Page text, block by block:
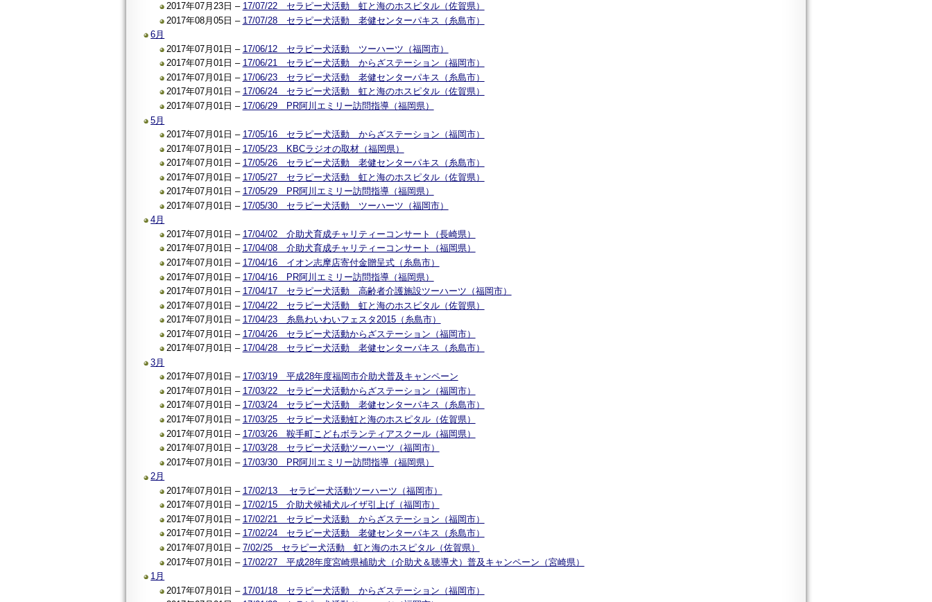
2017年07月23日 – 17/07/22 セラピー犬活動 虹と海のホスピタル（佐賀県）
2017年08月05日 – 17/07/28 セラピー犬活動 老健センターパキス（糸島市）
6月
2017年07月01日 – 17/06/12 セラピー犬活動 ツーハーツ（福岡市）
2017年07月01日 – 17/06/21 セラピー犬活動 からざステーション（福岡市）
2017年07月01日 – 17/06/23 セラピー犬活動 老健センターパキス（糸島市）
2017年07月01日 – 17/06/24 セラピー犬活動 虹と海のホスピタル（佐賀県）
2017年07月01日 – 17/06/29 PR阿川エミリー訪問指導（福岡県）
5月
2017年07月01日 – 17/05/16 セラピー犬活動 からざステーション（福岡市）
2017年07月01日 – 17/05/23 KBCラジオの取材（福岡県）
2017年07月01日 – 17/05/26 セラピー犬活動 老健センターパキス（糸島市）
2017年07月01日 – 17/05/27 セラピー犬活動 虹と海のホスピタル（佐賀県）
2017年07月01日 – 17/05/29 PR阿川エミリー訪問指導（福岡県）
2017年07月01日 – 17/05/30 セラピー犬活動 ツーハーツ（福岡市）
4月
2017年07月01日 – 17/04/02 介助犬育成チャリティーコンサート（長崎県）
2017年07月01日 – 17/04/08 介助犬育成チャリティーコンサート（福岡県）
2017年07月01日 – 17/04/16 イオン志摩店寄付金贈呈式（糸島市）
2017年07月01日 – 17/04/16 PR阿川エミリー訪問指導（福岡県）
2017年07月01日 – 17/04/17 セラピー犬活動 高齢者介護施設ツーハーツ（福岡市）
2017年07月01日 – 17/04/22 セラピー犬活動 虹と海のホスピタル（佐賀県）
2017年07月01日 – 17/04/23 糸島わいわいフェスタ2015（糸島市）
2017年07月01日 – 17/04/26 セラピー犬活動からざステーション（福岡市）
2017年07月01日 – 17/04/28 セラピー犬活動 老健センターパキス（糸島市）
3月
2017年07月01日 – 17/03/19 平成28年度福岡市介助犬普及キャンペーン
2017年07月01日 – 17/03/22 セラピー犬活動からざステーション（福岡市）
2017年07月01日 – 17/03/24 セラピー犬活動 老健センターパキス（糸島市）
2017年07月01日 – 17/03/25 セラピー犬活動虹と海のホスピタル（佐賀県）
2017年07月01日 – 17/03/26 鞍手町こどもボランティアスクール（福岡県）
2017年07月01日 – 17/03/28 セラピー犬活動ツーハーツ（福岡市）
2017年07月01日 – 17/03/30 PR阿川エミリー訪問指導（福岡県）
2月
2017年07月01日 – 17/02/13 セラピー犬活動ツーハーツ（福岡市）
2017年07月01日 – 17/02/15 介助犬候補犬ルイザ引上げ（福岡市）
2017年07月01日 – 17/02/21 セラピー犬活動 からざステーション（福岡市）
2017年07月01日 – 17/02/24 セラピー犬活動 老健センターパキス（糸島市）
2017年07月01日 – 7/02/25 セラピー犬活動 虹と海のホスピタル（佐賀県）
2017年07月01日 – 17/02/27 平成28年度宮崎県補助犬（介助犬＆聴導犬）普及キャンペーン（宮崎県）
1月
2017年07月01日 – 17/01/18 セラピー犬活動 からざステーション（福岡市）